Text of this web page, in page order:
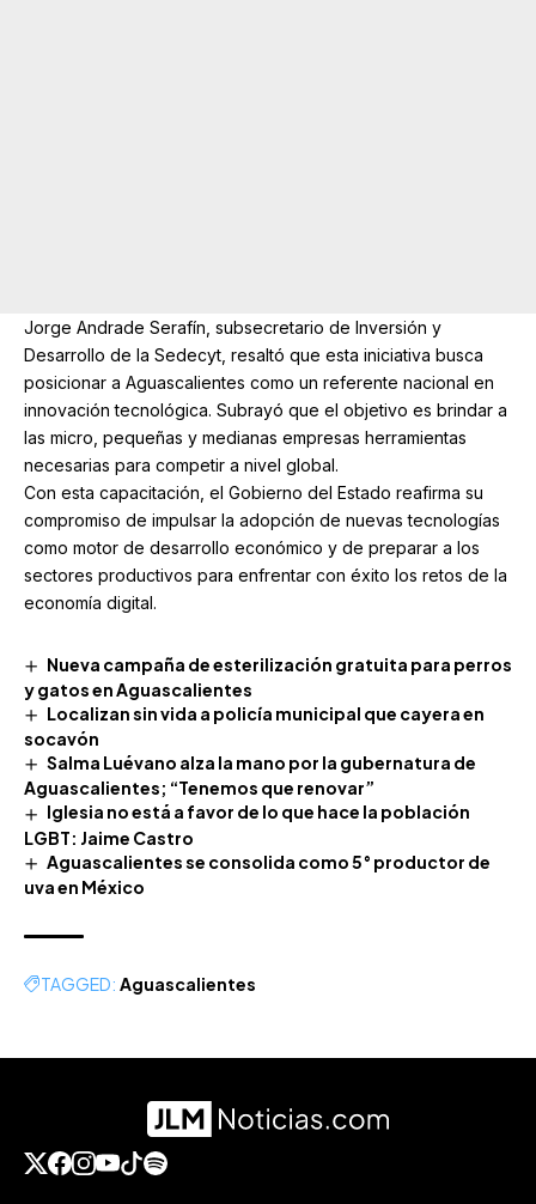
Jorge Andrade Serafín, subsecretario de Inversión y
Desarrollo de la Sedecyt, resaltó que esta iniciativa busca
posicionar a Aguascalientes como un referente nacional en
innovación tecnológica. Subrayó que el objetivo es brindar a
las micro, pequeñas y medianas empresas herramientas
necesarias para competir a nivel global.
Con esta capacitación, el Gobierno del Estado reafirma su
compromiso de impulsar la adopción de nuevas tecnologías
como motor de desarrollo económico y de preparar a los
sectores productivos para enfrentar con éxito los retos de la
economía digital.
Nueva campaña de esterilización gratuita para perros
y gatos en Aguascalientes
Localizan sin vida a policía municipal que cayera en
socavón
Salma Luévano alza la mano por la gubernatura de
Aguascalientes; “Tenemos que renovar”
Iglesia no está a favor de lo que hace la población
LGBT: Jaime Castro
Aguascalientes se consolida como 5° productor de
uva en México
TAGGED: Aguascalientes